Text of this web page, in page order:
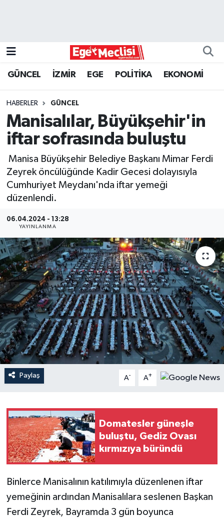
GÜNCEL İZMİR EGE POLİTİKA EKONOMİ
HABERLER GÜNCEL
Manisalılar, Büyükşehir'in
iftar sofrasında buluştu
Manisa Büyükşehir Belediye Başkanı Mimar Ferdi
Zeyrek öncülüğünde Kadir Gecesi dolayısıyla
Cumhuriyet Meydanı'nda iftar yemeği
düzenlendi.
06.04.2024 - 13:28
YAYINLANMA
Paylaş A- A+
Domatesler güneşle
buluştu, Gediz Ovası
kırmızıya büründü
Binlerce Manisalının katılımıyla düzenlenen iftar
yemeğinin ardından Manisalılara seslenen Başkan
Ferdi Zeyrek, Bayramda 3 gün boyunca
GÜNCEL
İZMİR
ÖZEL HABER
POLİTİKA
Programlar
SPOR
YAŞAM